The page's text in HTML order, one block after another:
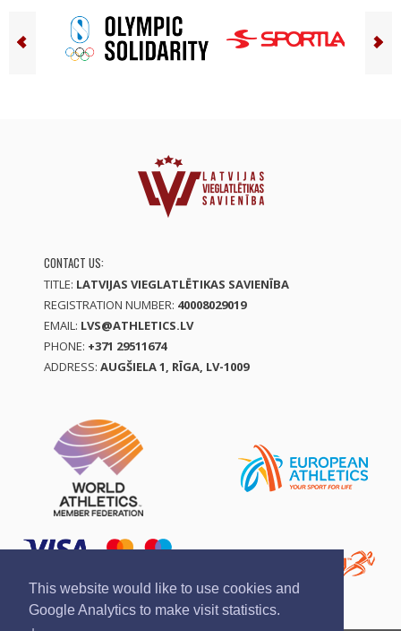
This website would like to use cookies and
Google Analytics to make visit statistics.
CONTACT US:
TITLE: LATVIJAS VIEGLATLĒTIKAS SAVIENĪBA
REGISTRATION NUMBER: 40008029019
EMAIL: LVS@ATHLETICS.LV
PHONE: +371 29511674
ADDRESS: AUGŠIELA 1, RĪGA, LV-1009